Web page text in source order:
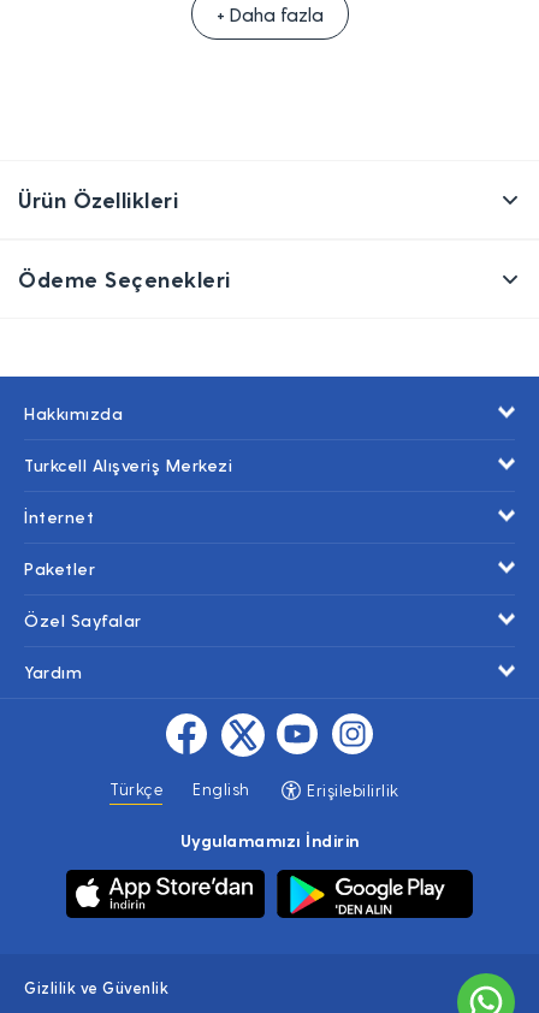
+ Daha fazla
Ürün Özellikleri
Ödeme Seçenekleri
Hakkımızda
Turkcell Alışveriş Merkezi
İnternet
Paketler
Özel Sayfalar
Yardım
Türkçe English Erişilebilirlik
Uygulamamızı İndirin
Gizlilik ve Güvenlik